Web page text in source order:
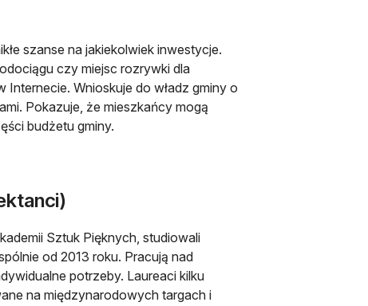
szanse na jakiekolwiek inwestycje.
czy miejsc rozrywki dla
Internecie. Wnioskuje do władz gminy o
Pokazuje, że mieszkańcy mogą
budżetu gminy.
Sztuk Pięknych, studiowali
od 2013 roku. Pracują nad
potrzeby. Laureaci kilku
na międzynarodowych targach i